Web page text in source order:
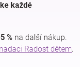
každé
% na další nákup.
nadaci Radost dětem.